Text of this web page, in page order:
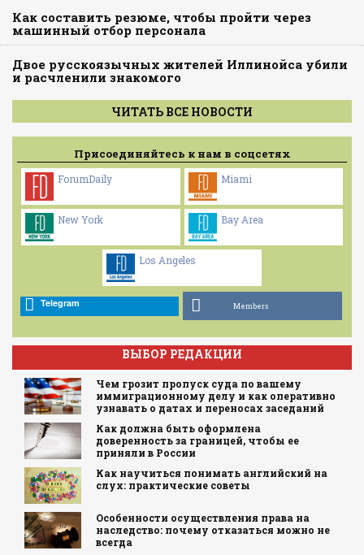
Как составить резюме, чтобы пройти через
машинный отбор персонала
Двое русскоязычных жителей Иллинойса убили
и расчленили знакомого
ЧИТАТЬ ВСЕ НОВОСТИ
Присоединяйтесь к нам в соцсетях
ForumDaily Miami
New York Bay Area
Los Angeles
Telegram Members
ВЫБОР РЕДАКЦИИ
Чем грозит пропуск суда по вашему
иммиграционному делу и как оперативно
узнавать о датах и переносах заседаний
Как должна быть оформлена
доверенность за границей, чтобы ее
приняли в России
Как научиться понимать английский на
слух: практические советы
Особенности осуществления права на
наследство: почему отказаться можно не
всегда